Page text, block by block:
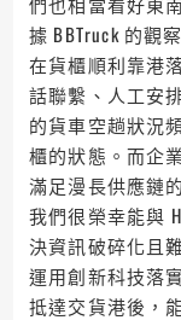
據 BBTruck 的觀
在貨櫃順利靠港
話聯繫、人工安
的貨車空趟狀況
櫃的狀態。而企
滿足漫長供應鏈
我們很榮幸能與
決資訊破碎化且
運用創新科技落
抵達交貨港後，